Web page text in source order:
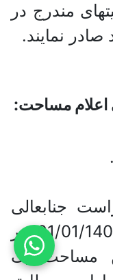
مندرج در
نمایند.
اعلام مساحت:
جنابعالی
به شماره ... در تاریخ 01/01/1402 در
مساحت یک